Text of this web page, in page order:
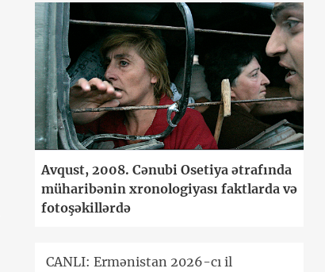
Avqust, 2008. Cənubi Osetiya ətrafında
müharibənin xronologiyası faktlarda və
fotoşəkillərdə
CANLI: Ermənistan 2026-cı il